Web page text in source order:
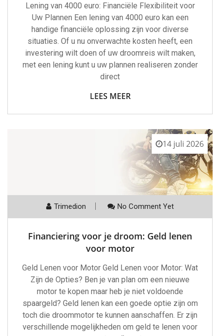
Lening van 4000 euro: Financiële Flexibiliteit voor
Uw Plannen Een lening van 4000 euro kan een
handige financiële oplossing zijn voor diverse
situaties. Of u nu onverwachte kosten heeft, een
investering wilt doen of uw droomreis wilt maken,
met een lening kunt u uw plannen realiseren zonder
direct
LEES MEER
14 juli 2026
Trimedion No Comment Yet
Financiering voor je droom: Geld lenen
voor motor
Geld Lenen voor Motor Geld Lenen voor Motor: Wat
Zijn de Opties? Ben je van plan om een nieuwe
motor te kopen maar heb je niet voldoende
spaargeld? Geld lenen kan een goede optie zijn om
toch die droommotor te kunnen aanschaffen. Er zijn
verschillende mogelijkheden om geld te lenen voor